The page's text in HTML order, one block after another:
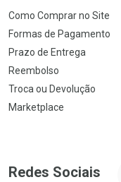
Como Comprar no Site
Formas de Pagamento
Prazo de Entrega
Reembolso
Troca ou Devolução
Marketplace
Redes Sociais